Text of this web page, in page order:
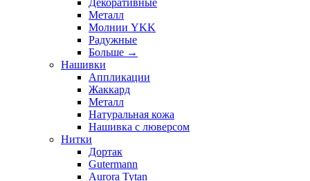
Декоративные
Металл
Молнии YKK
Радужные
Больше →
Нашивки
Аппликации
Жаккард
Металл
Натуральная кожа
Нашивка с люверсом
Нитки
Дортак
Gutermann
Aurora Tytan